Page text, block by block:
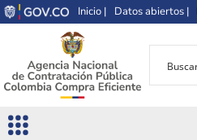
Inicio | Datos abiertos |